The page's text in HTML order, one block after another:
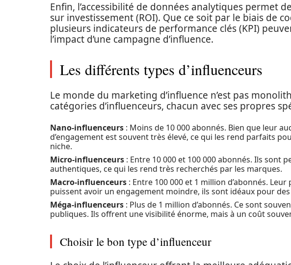
Enfin, l’accessibilité de données analytiques permet
sur investissement (ROI). Que ce soit par le biais de
plusieurs indicateurs de performance clés (KPI)
l’impact d’une campagne d’influence.
Les différents types d’influenceurs
Le monde du marketing d’influence n’est pas
catégories d’influenceurs, chacun avec ses propres
Nano-influenceurs : Moins de 10 000 abonnés. Bien que leur
d’engagement est souvent très élevé, ce qui les rend parfaits
niche.
Micro-influenceurs : Entre 10 000 et 100 000 abonnés. Ils sont
authentiques, ce qui les rend très recherchés par les marques.
Macro-influenceurs : Entre 100 000 et 1 million d’abonnés.
puissent avoir un engagement moindre, ils sont idéaux pour
Méga-influenceurs : Plus de 1 million d’abonnés. Ce sont
publiques. Ils offrent une visibilité énorme, mais à un coût
Choisir le bon type d’influenceur